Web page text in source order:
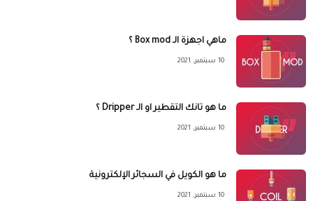
ماهي اجهزة الـ Box mod ؟
10 سبتمبر، 2021
ما هو تانك التقطير او الـ Dripper ؟
10 سبتمبر، 2021
ما هو الكويل في السجائر الإلكترونية
10 سبتمبر، 2021